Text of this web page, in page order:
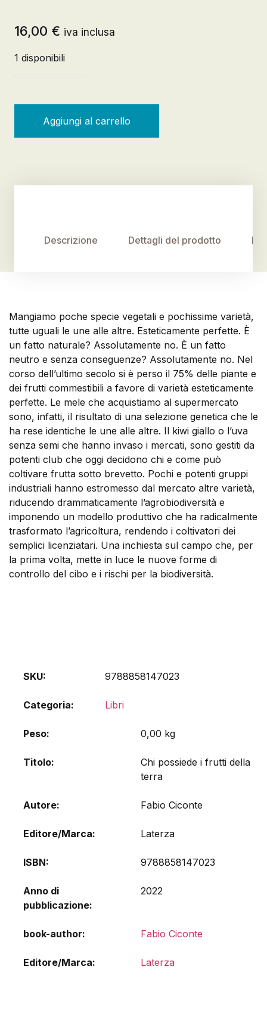
16,00 € iva inclusa
1 disponibili
Aggiungi al carrello
Descrizione Dettagli del prodotto
Mangiamo poche specie vegetali e pochissime varietà,
tutte uguali le une alle altre. Esteticamente perfette. È
un fatto naturale? Assolutamente no. È un fatto
neutro e senza conseguenze? Assolutamente no. Nel
corso dell’ultimo secolo si è perso il 75% delle piante e
dei frutti commestibili a favore di varietà esteticamente
perfette. Le mele che acquistiamo al supermercato
sono, infatti, il risultato di una selezione genetica che le
ha rese identiche le une alle altre. Il kiwi giallo o l’uva
senza semi che hanno invaso i mercati, sono gestiti da
potenti club che oggi decidono chi e come può
coltivare frutta sotto brevetto. Pochi e potenti gruppi
industriali hanno estromesso dal mercato altre varietà,
riducendo drammaticamente l’agrobiodiversità e
imponendo un modello produttivo che ha radicalmente
trasformato l’agricoltura, rendendo i coltivatori dei
semplici licenziatari. Una inchiesta sul campo che, per
la prima volta, mette in luce le nuove forme di
controllo del cibo e i rischi per la biodiversità.
SKU: 9788858147023
Categoria: Libri
Peso 0,00 kg
Titolo
Chi possiede i frutti della
terra
Autore Fabio Ciconte
Editore/Marca Laterza
ISBN 9788858147023
Anno di
pubblicazione
2022
book-author Fabio Ciconte
Editore/Marca Laterza